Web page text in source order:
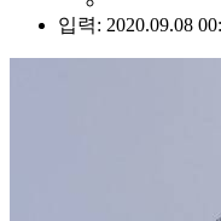
입력: 2020.09.08